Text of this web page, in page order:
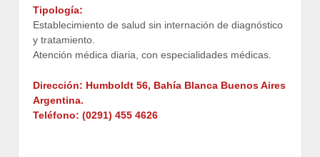
Tipología:
Establecimiento de salud sin internación de diagnóstico
y tratamiento.
Atención médica diaria, con especialidades médicas.
Dirección: Humboldt 56, Bahía Blanca Buenos Aires
Argentina.
Teléfono: (0291) 455 4626